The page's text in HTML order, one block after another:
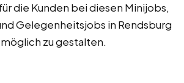
die Kunden bei diesen Minijobs,
Gelegenheitsjobs in Rendsburg
zu gestalten.